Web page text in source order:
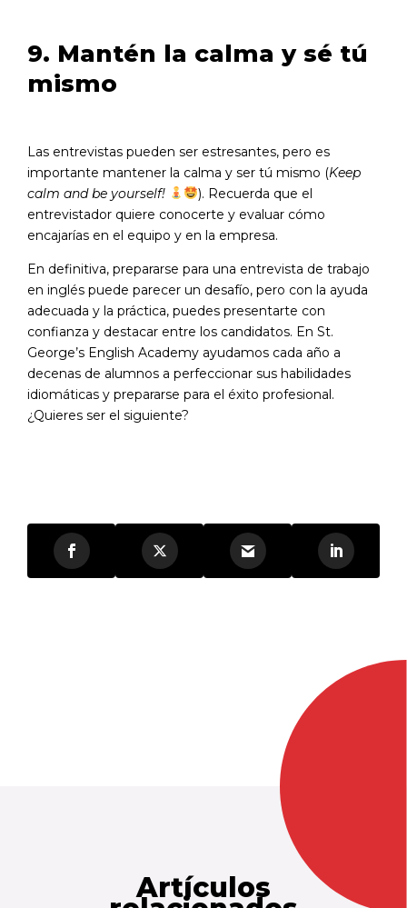
9. Mantén la calma y sé tú
mismo
Las entrevistas pueden ser estresantes, pero es
importante mantener la calma y ser tú mismo (Keep
calm and be yourself!
). Recuerda que el
entrevistador quiere conocerte y evaluar cómo
encajarías en el equipo y en la empresa.
En definitiva, prepararse para una entrevista de trabajo
en inglés puede parecer un desafío, pero con la ayuda
adecuada y la práctica, puedes presentarte con
confianza y destacar entre los candidatos. En St.
George’s English Academy ayudamos cada año a
decenas de alumnos a perfeccionar sus habilidades
idiomáticas y prepararse para el éxito profesional.
¿Quieres ser el siguiente?
Artículos